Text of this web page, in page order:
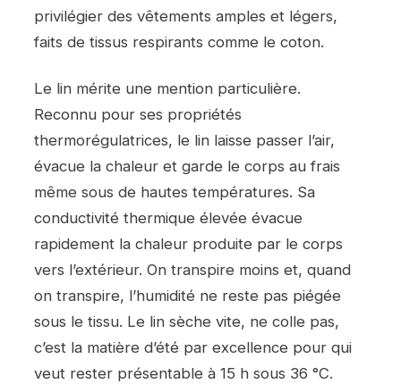
privilégier des vêtements amples et légers,
faits de tissus respirants comme le coton.
Le lin mérite une mention particulière.
Reconnu pour ses propriétés
thermorégulatrices, le lin laisse passer l’air,
évacue la chaleur et garde le corps au frais
même sous de hautes températures. Sa
conductivité thermique élevée évacue
rapidement la chaleur produite par le corps
vers l’extérieur. On transpire moins et, quand
on transpire, l’humidité ne reste pas piégée
sous le tissu. Le lin sèche vite, ne colle pas,
c’est la matière d’été par excellence pour qui
veut rester présentable à 15 h sous 36 °C.